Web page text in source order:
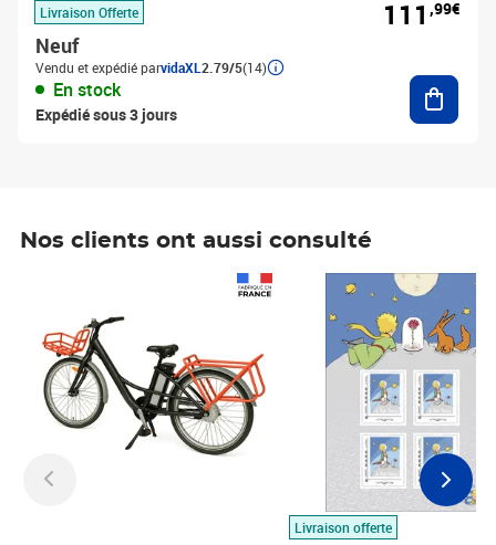
Livraison Offerte
Neuf
Vendu et expédié parvidaXL 2.79/5(14)
En stock
Expédié sous 3 jours
111 ,99€
Nos clients ont aussi consulté
Livraison offerte
Prix 7,50€